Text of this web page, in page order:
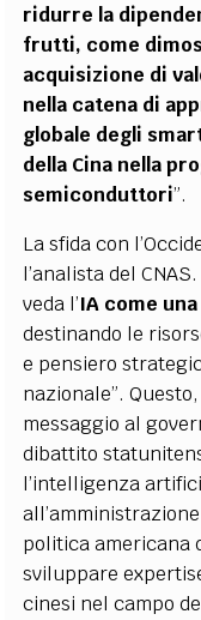
ridurre la
frutti, come
acquisizione di
nella catena di
globale degli
della Cina nella
semiconduttori”.
La sfida con
l’analista del
veda l’IA come
destinando le
e pensiero
nazionale”.
messaggio al
dibattito
l’intelligenza
politica americana
sviluppare
cinesi nel campo